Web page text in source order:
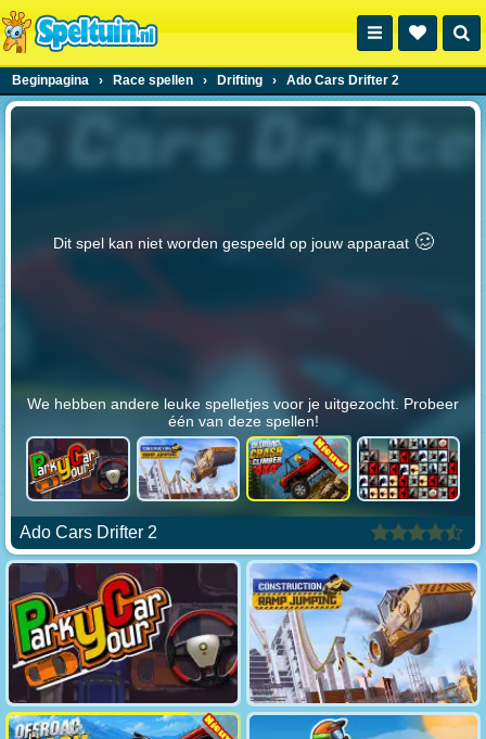
Beginpagina › Race spellen › Drifting › Ado Cars Drifter 2
Dit spel kan niet worden gespeeld op jouw apparaat 🥴️
We hebben andere leuke spelletjes voor je uitgezocht. Probeer
één van deze spellen!
Ado Cars Drifter 2